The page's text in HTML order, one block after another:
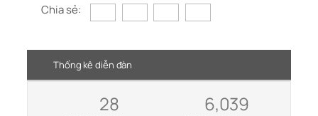
Chia sẻ:
Thống kê diễn đàn
28 6,039